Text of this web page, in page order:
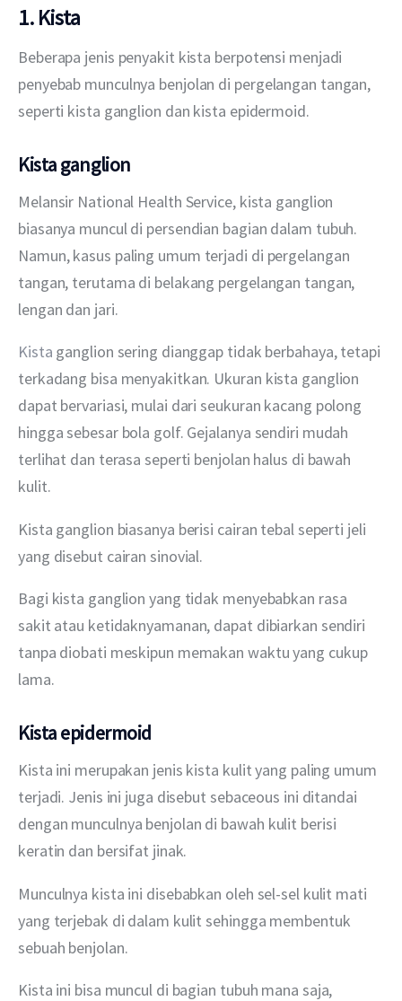
1. Kista
Beberapa jenis penyakit kista berpotensi menjadi
penyebab munculnya benjolan di pergelangan tangan,
seperti kista ganglion dan kista epidermoid.
Kista ganglion
Melansir National Health Service, kista ganglion
biasanya muncul di persendian bagian dalam tubuh.
Namun, kasus paling umum terjadi di pergelangan
tangan, terutama di belakang pergelangan tangan,
lengan dan jari.
Kista ganglion sering dianggap tidak berbahaya, tetapi
terkadang bisa menyakitkan. Ukuran kista ganglion
dapat bervariasi, mulai dari seukuran kacang polong
hingga sebesar bola golf. Gejalanya sendiri mudah
terlihat dan terasa seperti benjolan halus di bawah
kulit.
Kista ganglion biasanya berisi cairan tebal seperti jeli
yang disebut cairan sinovial.
Bagi kista ganglion yang tidak menyebabkan rasa
sakit atau ketidaknyamanan, dapat dibiarkan sendiri
tanpa diobati meskipun memakan waktu yang cukup
lama.
Kista epidermoid
Kista ini merupakan jenis kista kulit yang paling umum
terjadi. Jenis ini juga disebut sebaceous ini ditandai
dengan munculnya benjolan di bawah kulit berisi
keratin dan bersifat jinak.
Munculnya kista ini disebabkan oleh sel-sel kulit mati
yang terjebak di dalam kulit sehingga membentuk
sebuah benjolan.
Kista ini bisa muncul di bagian tubuh mana saja,